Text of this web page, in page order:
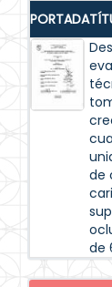
PORTADA
de
de